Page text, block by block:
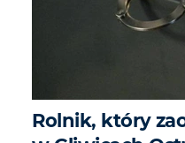
Rolnik, który